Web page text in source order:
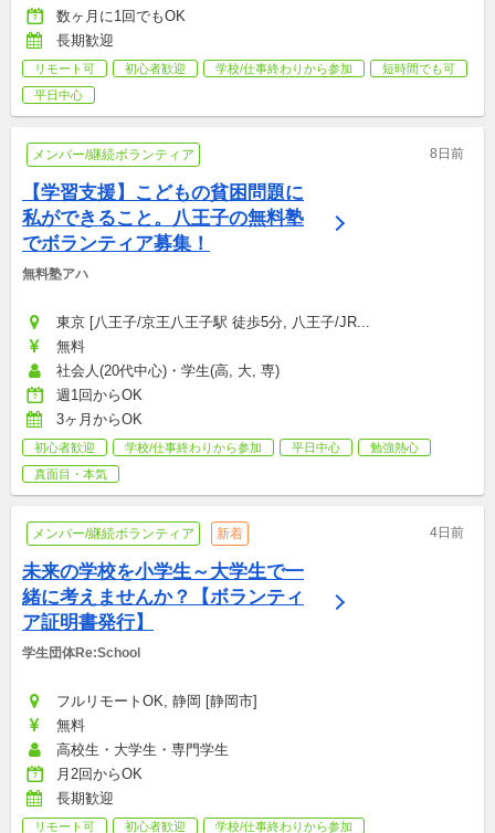
数ヶ月に1回でもOK
長期歓迎
リモート可 初心者歓迎 学校/仕事終わりから参加
短時間でも可
平日中心
メンバー/継続ボランティア 8日前
【学習支援】こどもの貧困問題に
私ができること。八王子の無料塾
でボランティア募集！
無料塾アハ
東京 [八王子/京王八王子駅 徒歩5分, 八王子/JR...
無料
社会人(20代中心)・学生(高, 大, 専)
週1回からOK
3ヶ月からOK
初心者歓迎 学校/仕事終わりから参加 平日中心
勉強熱心
真面目・本気
メンバー/継続ボランティア 新着 4日前
未来の学校を小学生～大学生で一
緒に考えませんか？【ボランティ
ア証明書発行】
学生団体Re:School
フルリモートOK, 静岡 [静岡市]
無料
高校生・大学生・専門学生
月2回からOK
長期歓迎
リモート可 初心者歓迎
学校/仕事終わりから参加